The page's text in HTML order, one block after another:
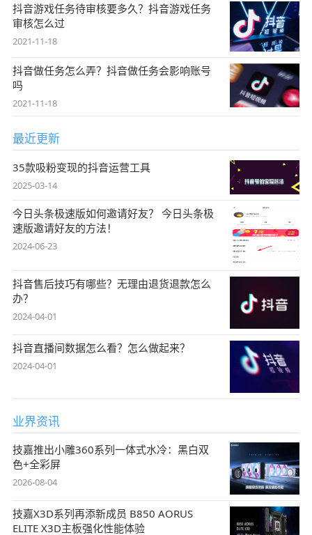
抖音游戏任务待审核要多久？抖音游戏任务
审核怎么过
2021-11-18
抖音做任务怎么弄？抖音做任务会影响账号
吗
2021-11-18
最近更新
35款吸粉变现的抖音运营工具
2025-03-14
今日头条极速版如何邀请好友？ 今日头条极
速版邀请好友的方法！
2024-06-23
抖音售后技巧有哪些？无理由退货退款怎么
办？
2024-04-01
抖音直播间数据怎么看？怎么做起来？
2024-04-01
业界资讯
技嘉推出小雕360系列一体式水冷：黑白双
色+全彩屏
2026-08-04
技嘉X3D系列再添新成员 B850 AORUS
ELITE X3D主板强化性能体验